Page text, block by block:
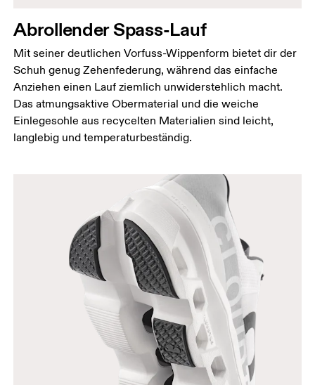
Abrollender Spass-Lauf
Mit seiner deutlichen Vorfuss-Wippenform bietet dir der
Schuh genug Zehenfederung, während das einfache
Anziehen einen Lauf ziemlich unwiderstehlich macht.
Das atmungsaktive Obermaterial und die weiche
Einlegesohle aus recycelten Materialien sind leicht,
langlebig und temperaturbeständig.